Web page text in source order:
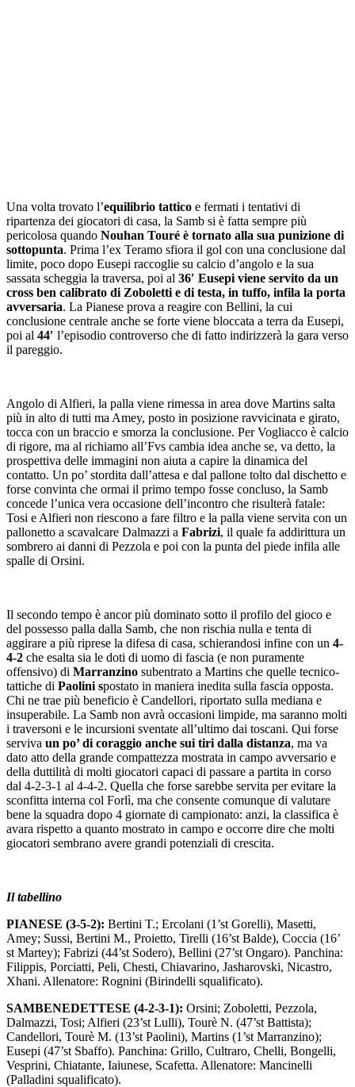
Una volta trovato l’equilibrio tattico e fermati i tentativi di
ripartenza dei giocatori di casa, la Samb si è fatta sempre più
pericolosa quando Nouhan Touré è tornato alla sua punizione di
sottopunta. Prima l’ex Teramo sfiora il gol con una conclusione dal
limite, poco dopo Eusepi raccoglie su calcio d’angolo e la sua
sassata scheggia la traversa, poi al 36′ Eusepi viene servito da un
cross ben calibrato di Zoboletti e di testa, in tuffo, infila la porta
avversaria. La Pianese prova a reagire con Bellini, la cui
conclusione centrale anche se forte viene bloccata a terra da Eusepi,
poi al 44′ l’episodio controverso che di fatto indirizzerà la gara verso
il pareggio.
Angolo di Alfieri, la palla viene rimessa in area dove Martins salta
più in alto di tutti ma Amey, posto in posizione ravvicinata e girato,
tocca con un braccio e smorza la conclusione. Per Vogliacco è calcio
di rigore, ma al richiamo all’Fvs cambia idea anche se, va detto, la
prospettiva delle immagini non aiuta a capire la dinamica del
contatto. Un po’ stordita dall’attesa e dal pallone tolto dal dischetto e
forse convinta che ormai il primo tempo fosse concluso, la Samb
concede l’unica vera occasione dell’incontro che risulterà fatale:
Tosi e Alfieri non riescono a fare filtro e la palla viene servita con un
pallonetto a scavalcare Dalmazzi a Fabrizi, il quale fa addirittura un
sombrero ai danni di Pezzola e poi con la punta del piede infila alle
spalle di Orsini.
Il secondo tempo è ancor più dominato sotto il profilo del gioco e
del possesso palla dalla Samb, che non rischia nulla e tenta di
aggirare a più riprese la difesa di casa, schierandosi infine con un 4-
4-2 che esalta sia le doti di uomo di fascia (e non puramente
offensivo) di Marranzino subentrato a Martins che quelle tecnico-
tattiche di Paolini spostato in maniera inedita sulla fascia opposta.
Chi ne trae più beneficio è Candellori, riportato sulla mediana e
insuperabile. La Samb non avrà occasioni limpide, ma saranno molti
i traversoni e le incursioni sventate all’ultimo dai toscani. Qui forse
serviva un po’ di coraggio anche sui tiri dalla distanza, ma va
dato atto della grande compattezza mostrata in campo avversario e
della duttilità di molti giocatori capaci di passare a partita in corso
dal 4-2-3-1 al 4-4-2. Quella che forse sarebbe servita per evitare la
sconfitta interna col Forlì, ma che consente comunque di valutare
bene la squadra dopo 4 giornate di campionato: anzi, la classifica è
avara rispetto a quanto mostrato in campo e occorre dire che molti
giocatori sembrano avere grandi potenziali di crescita.
Il tabellino
PIANESE (3-5-2): Bertini T.; Ercolani (1’st Gorelli), Masetti,
Amey; Sussi, Bertini M., Proietto, Tirelli (16’st Balde), Coccia (16’
st Martey); Fabrizi (44’st Sodero), Bellini (27’st Ongaro). Panchina:
Filippis, Porciatti, Peli, Chesti, Chiavarino, Jasharovski, Nicastro,
Xhani. Allenatore: Rognini (Birindelli squalificato).
SAMBENEDETTESE (4-2-3-1): Orsini; Zoboletti, Pezzola,
Dalmazzi, Tosi; Alfieri (23’st Lulli), Tourè N. (47’st Battista);
Candellori, Tourè M. (13’st Paolini), Martins (1’st Marranzino);
Eusepi (47’st Sbaffo). Panchina: Grillo, Cultraro, Chelli, Bongelli,
Vesprini, Chiatante, Iaiunese, Scafetta. Allenatore: Mancinelli
(Palladini squalificato).